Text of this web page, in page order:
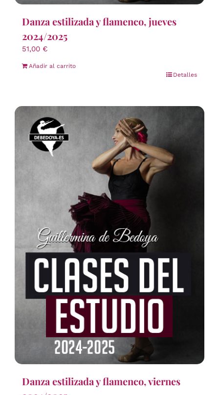
Danza estilizada y flamenco, jueves
2024/2025
51,00 €
Añadir al carrito
Detalles
Danza estilizada y flamenco, viernes